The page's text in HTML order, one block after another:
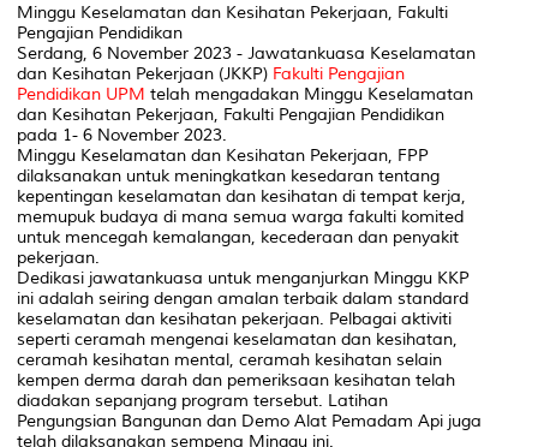
Minggu Keselamatan dan Kesihatan Pekerjaan, Fakulti
Pengajian Pendidikan
Serdang, 6 November 2023 - Jawatankuasa Keselamatan
dan Kesihatan Pekerjaan (JKKP) Fakulti Pengajian
Pendidikan UPM telah mengadakan Minggu Keselamatan
dan Kesihatan Pekerjaan, Fakulti Pengajian Pendidikan
pada 1- 6 November 2023.
Minggu Keselamatan dan Kesihatan Pekerjaan, FPP
dilaksanakan untuk meningkatkan kesedaran tentang
kepentingan keselamatan dan kesihatan di tempat kerja,
memupuk budaya di mana semua warga fakulti komited
untuk mencegah kemalangan, kecederaan dan penyakit
pekerjaan.
Dedikasi jawatankuasa untuk menganjurkan Minggu KKP
ini adalah seiring dengan amalan terbaik dalam standard
keselamatan dan kesihatan pekerjaan. Pelbagai aktiviti
seperti ceramah mengenai keselamatan dan kesihatan,
ceramah kesihatan mental, ceramah kesihatan selain
kempen derma darah dan pemeriksaan kesihatan telah
diadakan sepanjang program tersebut. Latihan
Pengungsian Bangunan dan Demo Alat Pemadam Api juga
telah dilaksanakan sempena Minggu ini.